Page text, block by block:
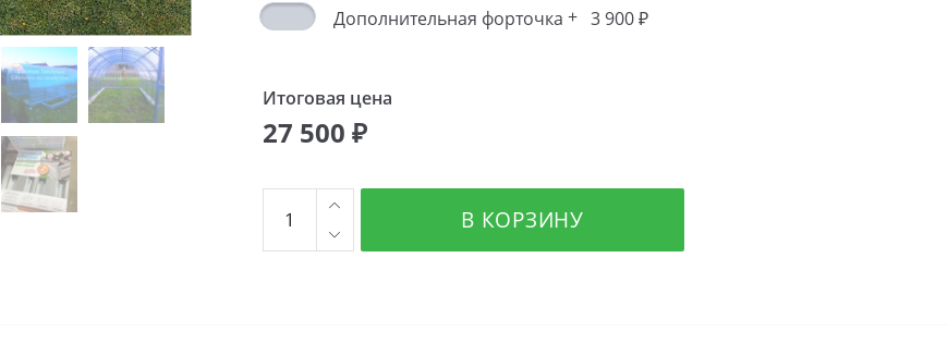
Дополнительная форточка + 3 900 ₽
Итоговая цена
27 500 ₽
Количество
товара
Победа
В КОРЗИНУ